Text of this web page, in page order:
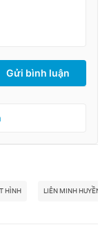
Gửi bình luận
HÌNH LIÊN MINH HUYỀN